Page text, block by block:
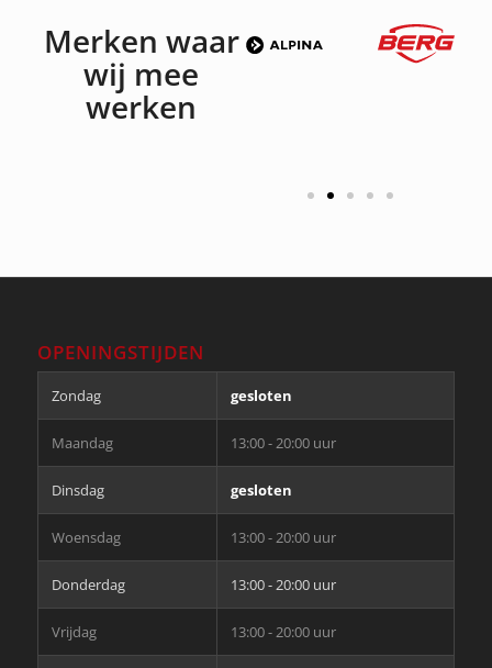
Merken waar
wij mee
werken
OPENINGSTIJDEN
Zondag gesloten
Maandag 13:00 - 20:00 uur
Dinsdag gesloten
Woensdag 13:00 - 20:00 uur
Donderdag 13:00 - 20:00 uur
Vrijdag 13:00 - 20:00 uur